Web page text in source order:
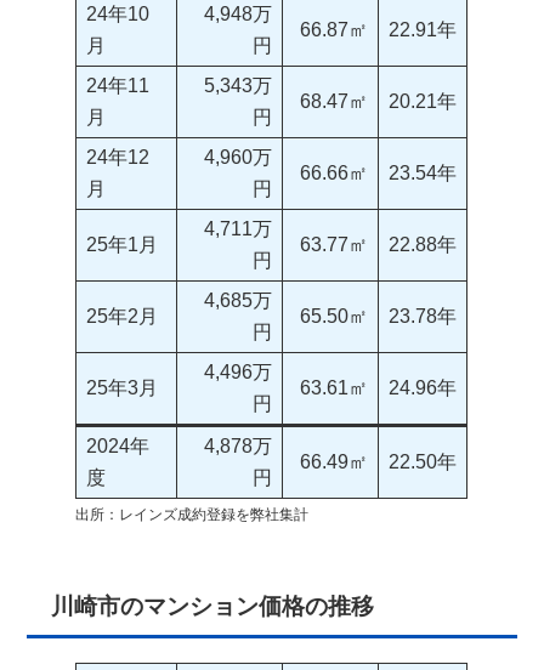
24年10
月
4,948万
円
66.87㎡ 22.91年
24年11
月
5,343万
円
68.47㎡ 20.21年
24年12
月
4,960万
円
66.66㎡ 23.54年
25年1月
4,711万
円
63.77㎡ 22.88年
25年2月
4,685万
円
65.50㎡ 23.78年
25年3月
4,496万
円
63.61㎡ 24.96年
2024年
度
4,878万
円
66.49㎡ 22.50年
出所：レインズ成約登録を弊社集計
川崎市のマンション価格の推移